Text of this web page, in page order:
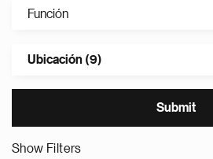
Función
Ubicación (9)
Show Filters